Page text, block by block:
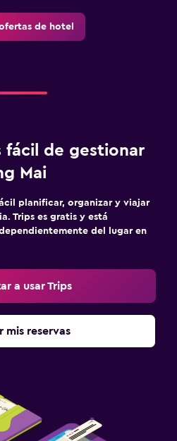
de hotel
fácil de gestionar
Mai
planificar, organizar y viajar
Trips es gratis y está
del lugar en
a usar Trips
mis reservas